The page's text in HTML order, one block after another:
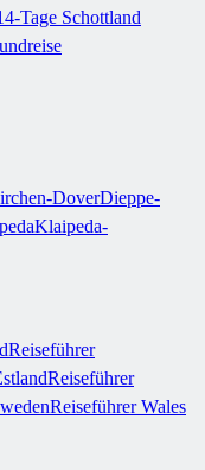
Tage Schottland
DoverDieppe-
Klaipeda-
Reiseführer
Reiseführer
Reiseführer Wales